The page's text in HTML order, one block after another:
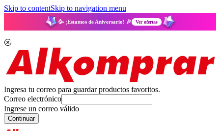
Skip to contentSkip to navigation menu
🥳 ¡Estamos de Aniversario! 🎉 Ver ofertas
Ingresa tu correo para guardar productos favoritos.
Correo electrónico
Ingrese un correo válido
Continuar